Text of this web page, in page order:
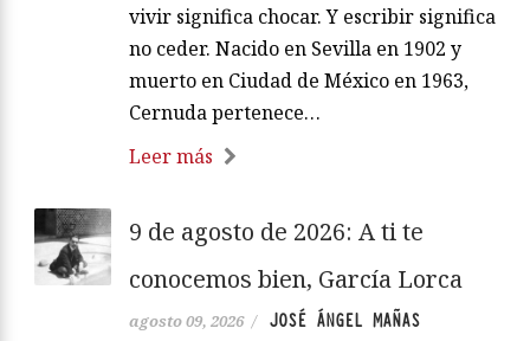
vivir significa chocar. Y escribir significa
no ceder. Nacido en Sevilla en 1902 y
muerto en Ciudad de México en 1963,
Cernuda pertenece…
Leer más
9 de agosto de 2026: A ti te
conocemos bien, García Lorca
agosto 09, 2026 / JOSÉ ÁNGEL MAÑAS